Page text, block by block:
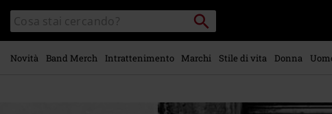
contenuto
principale
Cerca
nel
catalogo
Cerca
Punto
di
ritiro
Novità Band Merch Intrattenimento Marchi Stile di vita Donna